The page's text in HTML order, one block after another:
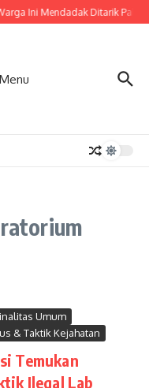
Ini Mendadak Ditarik
Menu
Umum
& Taktik Kejahatan
Temukan
Ilegal Lab